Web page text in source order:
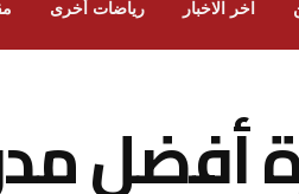
اخر الاخبار رياضات أخرى
أفضل